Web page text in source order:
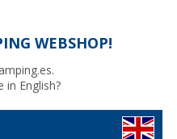
cm
€
WEBSHOP!
English?